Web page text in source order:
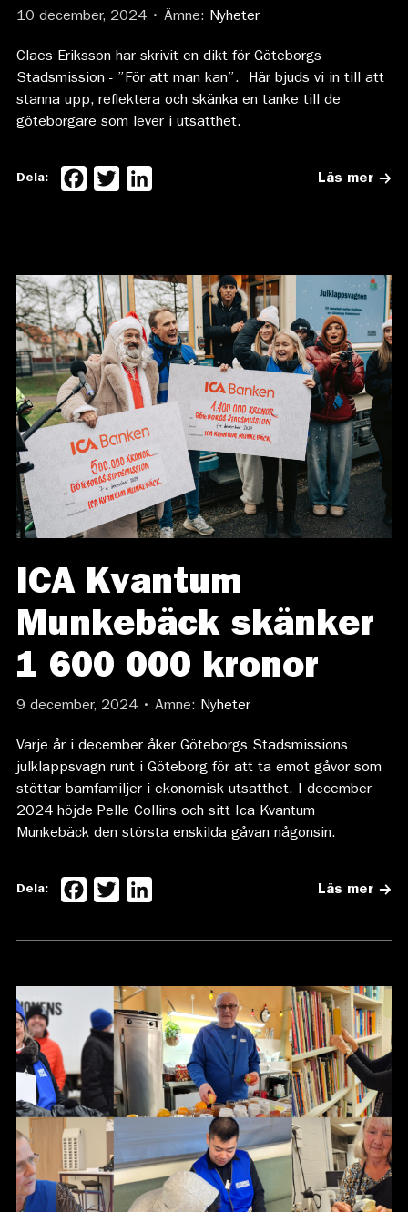
10 december, 2024 • Ämne: Nyheter
Claes Eriksson har skrivit en dikt för Göteborgs
Stadsmission - ”För att man kan”. Här bjuds vi in till att
stanna upp, reflektera och skänka en tanke till de
göteborgare som lever i utsatthet.
Läs mer
Dela: Facebook
Twitter
ICA Kvantum
Munkebäck skänker
1 600 000 kronor
9 december, 2024 • Ämne: Nyheter
Varje år i december åker Göteborgs Stadsmissions
julklappsvagn runt i Göteborg för att ta emot gåvor som
stöttar barnfamiljer i ekonomisk utsatthet. I december
2024 höjde Pelle Collins och sitt Ica Kvantum
Munkebäck den största enskilda gåvan någonsin.
Läs mer
Dela: Facebook
Twitter